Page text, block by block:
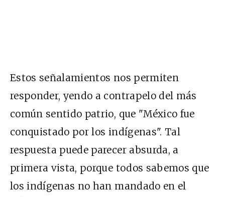
Estos señalamientos nos permiten
responder, yendo a contrapelo del más
común sentido patrio, que "México fue
conquistado por los indígenas". Tal
respuesta puede parecer absurda, a
primera vista, porque todos sabemos que
los indígenas no han mandado en el